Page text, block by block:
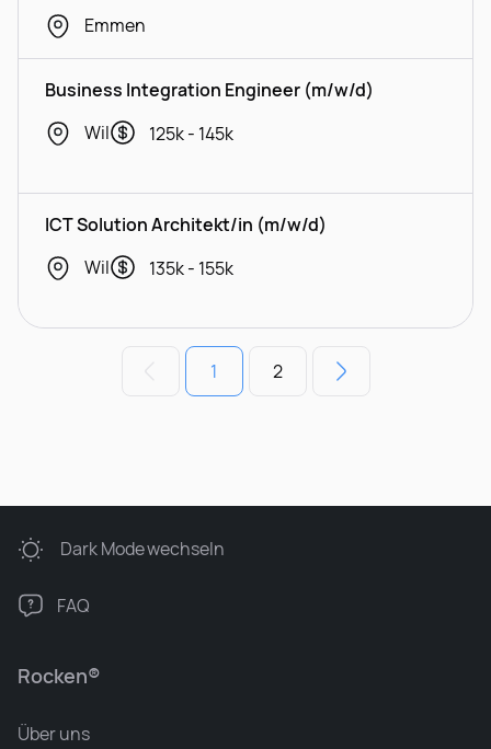
Emmen
Business Integration Engineer (m/w/d)
Wil
125k - 145k
ICT Solution Architekt/in (m/w/d)
Wil
135k - 155k
1 2
Rocken®
Über uns
Dark Modewechseln
FAQ